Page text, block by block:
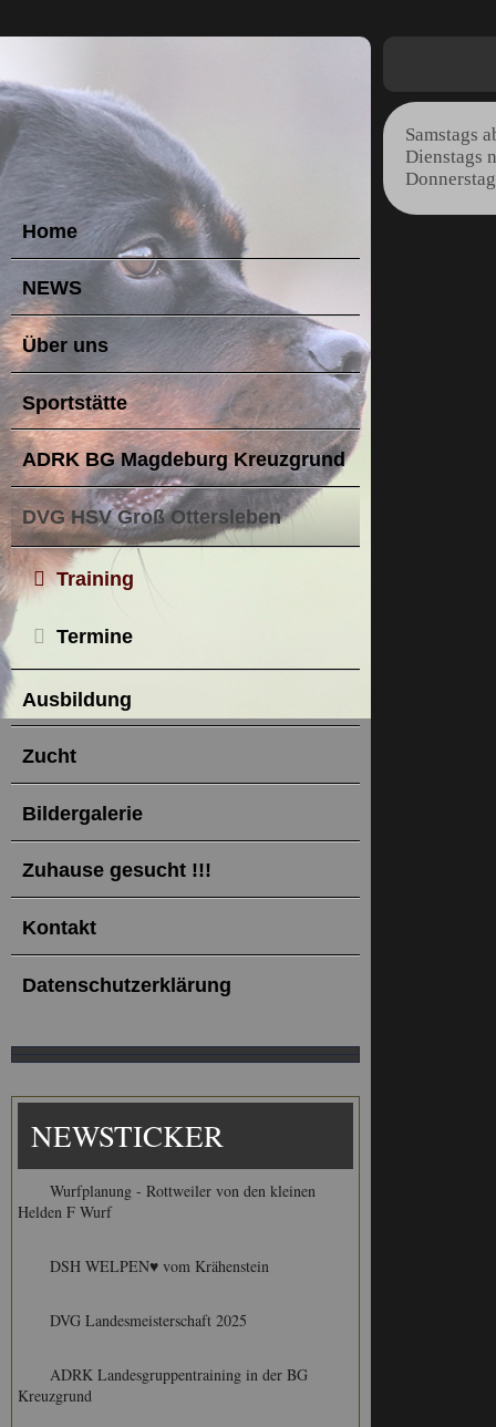
Home
NEWS
Über uns
Sportstätte
ADRK BG Magdeburg Kreuzgrund
DVG HSV Groß Ottersleben
Training
Termine
Ausbildung
Zucht
Bildergalerie
Zuhause gesucht !!!
Kontakt
Datenschutzerklärung
NEWSTICKER
Wurfplanung - Rottweiler von den kleinen
Helden F Wurf
DSH WELPEN♥ vom Krähenstein
DVG Landesmeisterschaft 2025
ADRK Landesgruppentraining in der BG
Kreuzgrund
Samstags
Dienstags